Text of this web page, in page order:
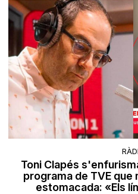
Toni Clapés
programa de TVE
estomacada: «Els